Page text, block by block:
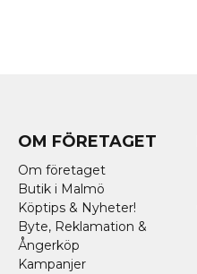
OM FÖRETAGET
Om företaget
Butik i Malmö
Köptips & Nyheter!
Byte, Reklamation &
Ångerköp
Kampanjer